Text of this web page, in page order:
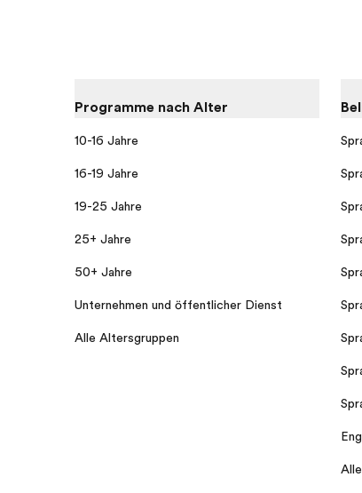
Programme nach Alter
10-16 Jahre
16-19 Jahre
19-25 Jahre
25+ Jahre
50+ Jahre
Unternehmen und öffentlicher Dienst
Alle Altersgruppen